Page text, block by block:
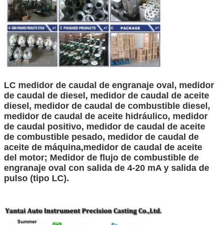
LC medidor de caudal de engranaje oval, medidor
de caudal de diesel, medidor de caudal de aceite
diesel, medidor de caudal de combustible diesel,
medidor de caudal de aceite hidráulico, medidor
de caudal positivo, medidor de caudal de aceite
de combustible pesado, medidor de caudal de
aceite de máquina,medidor de caudal de aceite
del motor; Medidor de flujo de combustible de
engranaje oval con salida de 4-20 mA y salida de
pulso (tipo LC).